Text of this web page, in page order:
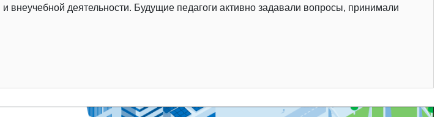
внеучебной деятельности. Будущие педагоги активно задавали вопросы, принимали